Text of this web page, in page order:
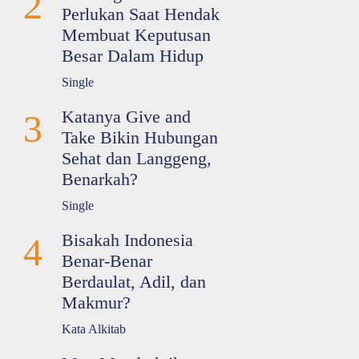
Perlukan Saat Hendak
Membuat Keputusan
Besar Dalam Hidup
Single
3
Katanya Give and
Take Bikin Hubungan
Sehat dan Langgeng,
Benarkah?
Single
4
Bisakah Indonesia
Benar-Benar
Berdaulat, Adil, dan
Makmur?
Kata Alkitab